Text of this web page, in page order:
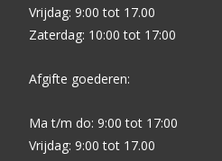
Vrijdag: 9:00 tot 17.00
Zaterdag: 10:00 tot 17:00
Afgifte goederen:
Ma t/m do: 9:00 tot 17:00
Vrijdag: 9:00 tot 17.00